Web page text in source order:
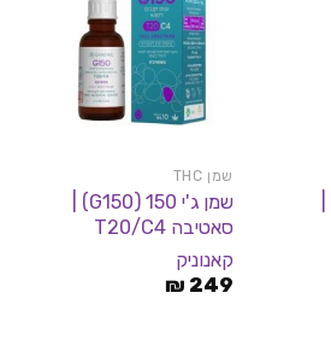
שמן THC
שמן ג'י 150 (G150) |
סאטיבה T20/C4
קאנוניק
249
₪